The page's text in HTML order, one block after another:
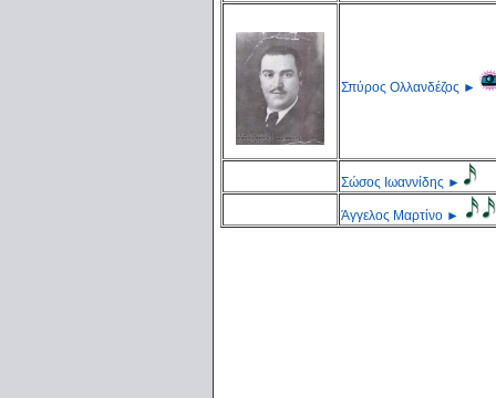
Σπύρος Ολλανδέζος ►
Σώσος Ιωαννίδης ►
Άγγελος Μαρτίνο ►